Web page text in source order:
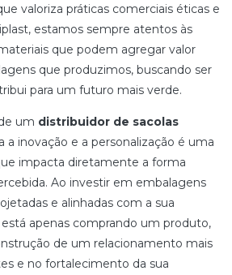
valoriza práticas comerciais éticas e
estamos sempre atentos às
que podem agregar valor
que produzimos, buscando ser
para um futuro mais verde.
um distribuidor de sacolas
a inovação e a personalização é uma
impacta diretamente a forma
Ao investir em embalagens
e alinhadas com a sua
apenas comprando um produto,
de um relacionamento mais
e no fortalecimento da sua